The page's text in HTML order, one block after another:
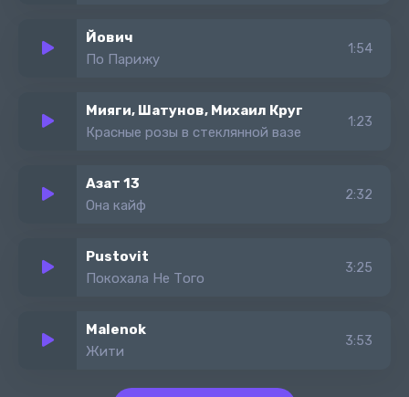
Йович
По Парижу
1:54
Мияги, Шатунов, Михаил Круг
Красные розы в стеклянной вазе
1:23
Азат 13
Она кайф
2:32
Pustovit
Покохала Не Того
3:25
Malenok
Жити
3:53